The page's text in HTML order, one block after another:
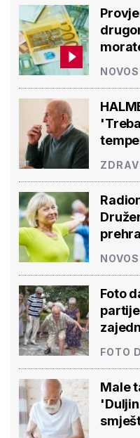
Foto
FOTO
Male